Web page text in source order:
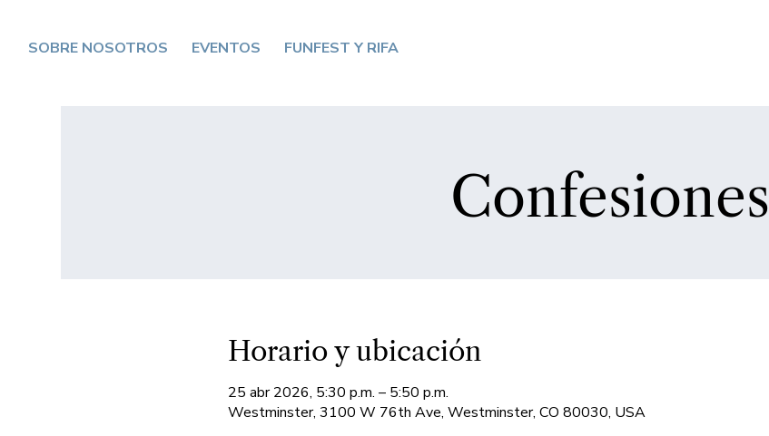
SOBRE NOSOTROS EVENTOS FUNFEST Y RIFA
Confesiones
Horario y ubicación
25 abr 2026, 5:30 p.m. – 5:50 p.m.
Westminster, 3100 W 76th Ave, Westminster, CO 80030, USA